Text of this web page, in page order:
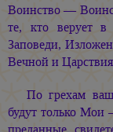
Воинство —
те, кто верует
Заповеди,
Вечной и
По грехам
будут только